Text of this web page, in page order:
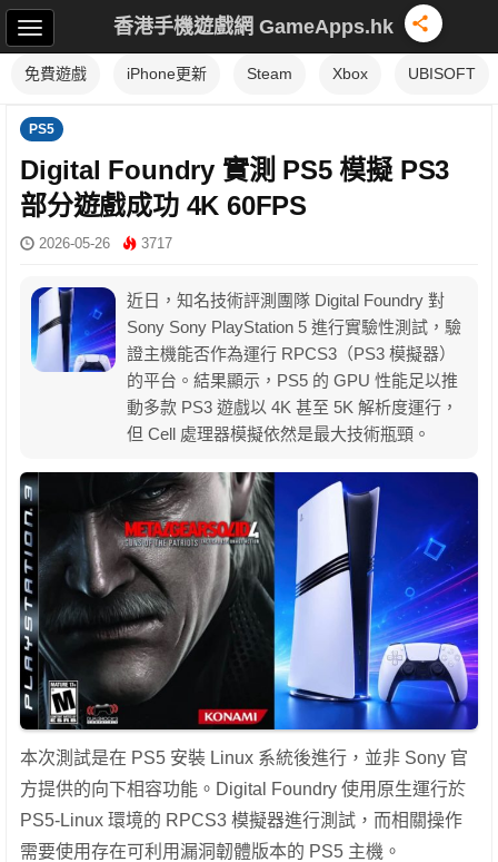
香港手機遊戲網 GameApps.hk
免費遊戲 iPhone更新 Steam Xbox UBISOFT
PS5
Digital Foundry 實測 PS5 模擬 PS3
部分遊戲成功 4K 60FPS
2026-05-26 3717
近日，知名技術評測團隊 Digital Foundry 對
Sony Sony PlayStation 5 進行實驗性測試，驗
證主機能否作為運行 RPCS3（PS3 模擬器）
的平台。結果顯示，PS5 的 GPU 性能足以推
動多款 PS3 遊戲以 4K 甚至 5K 解析度運行，
但 Cell 處理器模擬依然是最大技術瓶頸。
本次測試是在 PS5 安裝 Linux 系統後進行，並非 Sony 官
方提供的向下相容功能。Digital Foundry 使用原生運行於
PS5-Linux 環境的 RPCS3 模擬器進行測試，而相關操作
需要使用存在可利用漏洞韌體版本的 PS5 主機。